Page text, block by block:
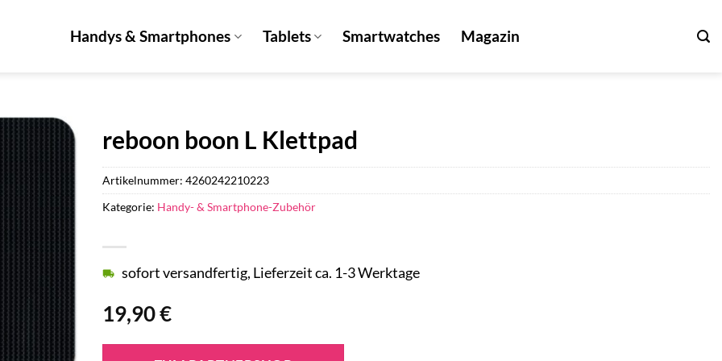
Handys & Smartphones Tablets Smartwatches Magazin
reboon boon L Klettpad
19,90€
sofort versandfertig, Lieferzeit ca. 1-3 Werktage
Artikelnummer: 4260242210223
Kategorie: Handy- & Smartphone-Zubehör